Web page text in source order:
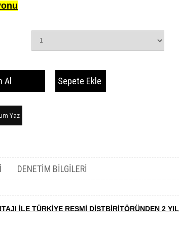
Yaz
DENETIM BILGILERI
İLE TÜRKİYE RESMİ DİSTBİRİTÖRÜNDEN 2 YIL